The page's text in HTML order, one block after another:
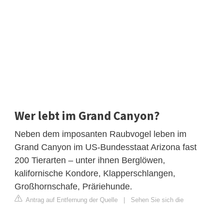
Wer lebt im Grand Canyon?
Neben dem imposanten Raubvogel leben im
Grand Canyon im US-Bundesstaat Arizona fast
200 Tierarten – unter ihnen Berglöwen,
kalifornische Kondore, Klapperschlangen,
Großhornschafe, Präriehunde.
Antrag auf Entfernung der Quelle | Sehen Sie sich die